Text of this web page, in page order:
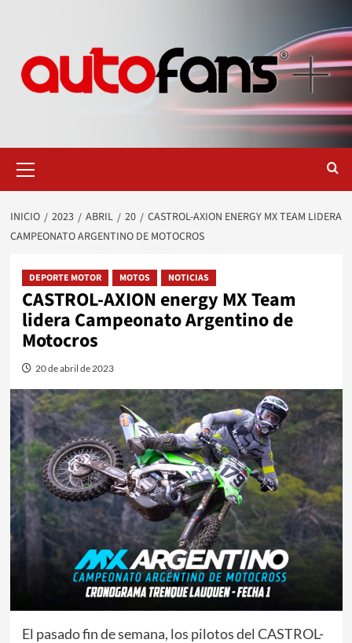
primario
INICIO 2023 ABRIL 20
CASTROL-AXION ENERGY MX TEAM LIDERA
CAMPEONATO ARGENTINO DE MOTOCROS
DEPORTE MOTOR MOTOS NOTICIAS
CASTROL-AXION energy MX Team
lidera Campeonato Argentino de
Motocros
20 de abril de 2023
El pasado fin de semana, los pilotos del CASTROL-